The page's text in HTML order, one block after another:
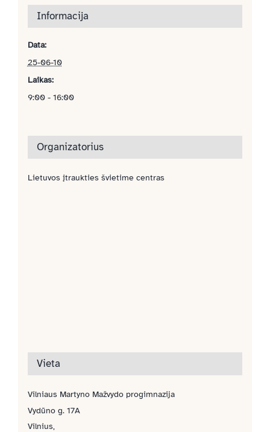
Informacija
Data:
25-06-10
Laikas:
9:00 - 16:00
Organizatorius
Lietuvos įtraukties švietime centras
Vieta
Vilniaus Martyno Mažvydo progimnazija
Vydūno g. 17A
Vilnius,